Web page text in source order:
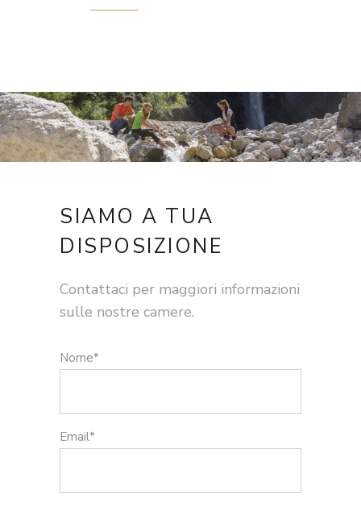
SIAMO A TUA
DISPOSIZIONE
Contattaci per maggiori informazioni
sulle nostre camere.
Nome*
Email*